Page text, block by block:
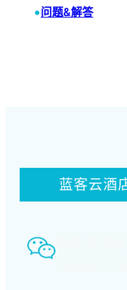
•问题&解答
蓝客云酒
智慧酒店事